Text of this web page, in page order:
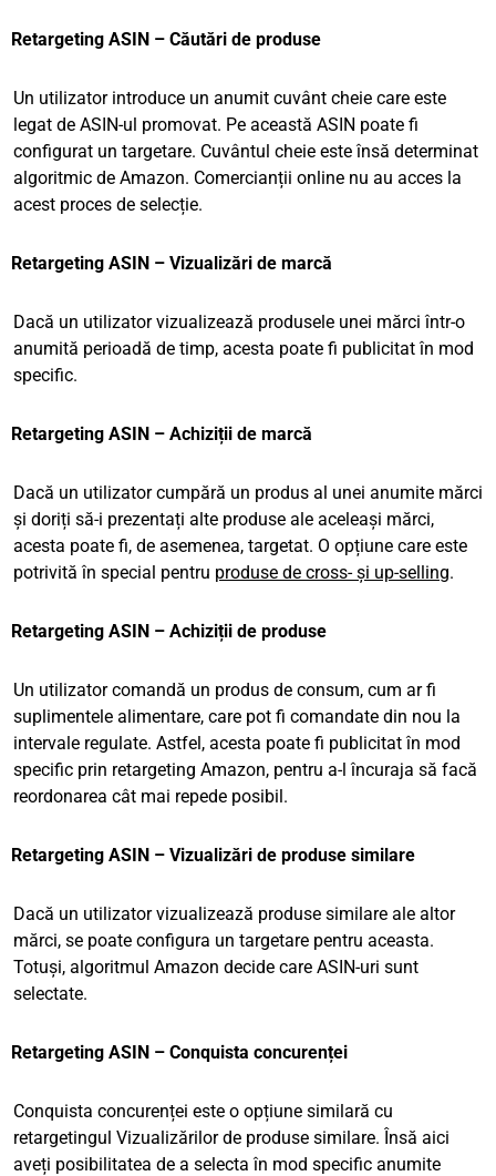
Retargeting ASIN – Căutări de produse
Un utilizator introduce un anumit cuvânt cheie care este
legat de ASIN-ul promovat. Pe această ASIN poate fi
configurat un targetare. Cuvântul cheie este însă determinat
algoritmic de Amazon. Comercianții online nu au acces la
acest proces de selecție.
Retargeting ASIN – Vizualizări de marcă
Dacă un utilizator vizualizează produsele unei mărci într-o
anumită perioadă de timp, acesta poate fi publicitat în mod
specific.
Retargeting ASIN – Achiziții de marcă
Dacă un utilizator cumpără un produs al unei anumite mărci
și doriți să-i prezentați alte produse ale aceleași mărci,
acesta poate fi, de asemenea, targetat. O opțiune care este
potrivită în special pentru produse de cross- și up-selling.
Retargeting ASIN – Achiziții de produse
Un utilizator comandă un produs de consum, cum ar fi
suplimentele alimentare, care pot fi comandate din nou la
intervale regulate. Astfel, acesta poate fi publicitat în mod
specific prin retargeting Amazon, pentru a-l încuraja să facă
reordonarea cât mai repede posibil.
Retargeting ASIN – Vizualizări de produse similare
Dacă un utilizator vizualizează produse similare ale altor
mărci, se poate configura un targetare pentru aceasta.
Totuși, algoritmul Amazon decide care ASIN-uri sunt
selectate.
Retargeting ASIN – Conquista concurenței
Conquista concurenței este o opțiune similară cu
retargetingul Vizualizărilor de produse similare. Însă aici
aveți posibilitatea de a selecta în mod specific anumite